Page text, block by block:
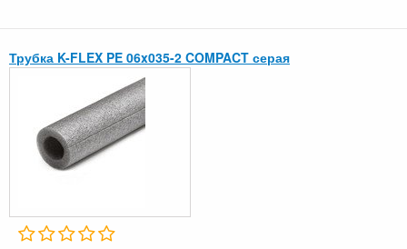
Трубка K-FLEX PE 06x035-2 COMPACT серая